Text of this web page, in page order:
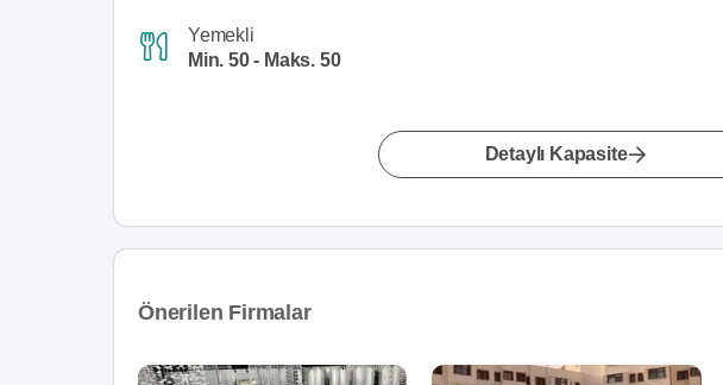
Yemekli
Min. 50 - Maks. 50
Detaylı Kapasite
Önerilen Firmalar